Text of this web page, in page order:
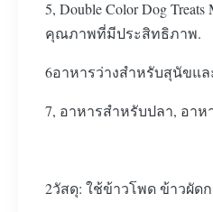
5, Double Color Dog
คุณภาพที่มีประสิทธิภาพ.
6อาหารว่างสําหรับสุนัขแ
7, อาหารสําหรับปลา, อา
2วัสดุ: ใช้ข้าวโพด ข้าวผัด